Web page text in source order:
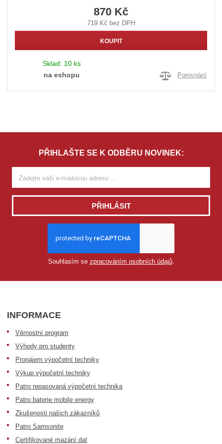
870 Kč
719 Kč bez DPH
KOUPIT
Sklad: 10 ks
na eshopu
Porovnání
PŘIHLAŠTE SE K ODBĚRU NOVINEK:
PŘIHLÁSIT
Souhlasím se zpracováním osobních údajů.
INFORMACE
Věrnostní program
Výhody pro studenty
Pronájem výpočetní techniky
Výkup výpočetní techniky
Patro repasovaná výpočetní technika
Patro baterie mobile energy
Zkušenosti našich zákazníků
Patro Samsonite
Certifikované mazání dat